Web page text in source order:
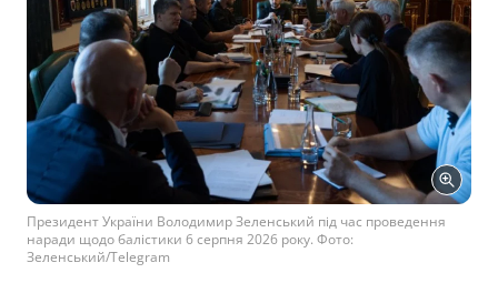
Президент України Володимир Зеленський під час проведення
наради щодо балістики 6 серпня 2026 року. Фото:
Зеленський/Telegram